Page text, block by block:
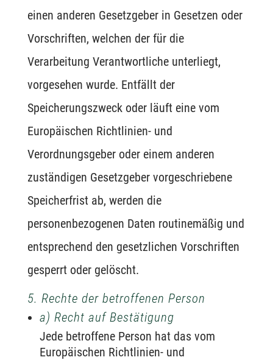
einen anderen Gesetzgeber in Gesetzen oder
Vorschriften, welchen der für die
Verarbeitung Verantwortliche unterliegt,
vorgesehen wurde. Entfällt der
Speicherungszweck oder läuft eine vom
Europäischen Richtlinien- und
Verordnungsgeber oder einem anderen
zuständigen Gesetzgeber vorgeschriebene
Speicherfrist ab, werden die
personenbezogenen Daten routinemäßig und
entsprechend den gesetzlichen Vorschriften
gesperrt oder gelöscht.
5. Rechte der betroffenen Person
a) Recht auf Bestätigung
Jede betroffene Person hat das vom
Europäischen Richtlinien- und